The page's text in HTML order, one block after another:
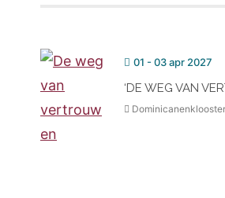
01 - 03 apr 2027
‘DE WEG VAN